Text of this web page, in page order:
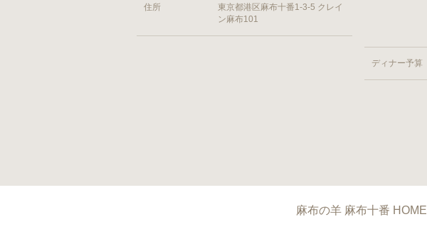
住所
東京都港区麻布十番1-3-5 クレイ
ン麻布101
ディナー予算
麻布の羊 麻布十番 HOME